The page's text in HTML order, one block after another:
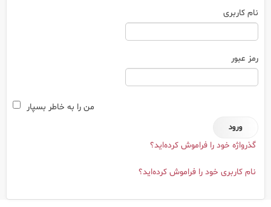
نام کاربری
رمز عبور
من را به خاطر بسپار
گذرواژه خود را فراموش کرده‌اید؟
نام کاربری خود را فراموش کرده‌اید؟